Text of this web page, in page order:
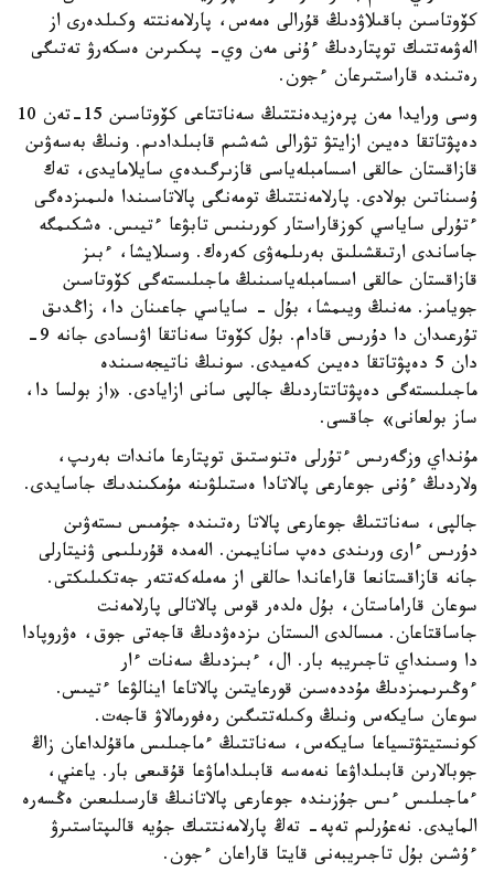
كۆوتاسىن باقىلاۋدىڭ قۇرالى ەمەس، پارلامەنتتە وكىلدەرى از
الەۋمەتتىك توپتاردىڭ ءۇنى مەن وي- پىكىرىن ەسكەرۋ تەتىگى
رەتىندە قاراستىرعان ءجون.
وسى ورايدا مەن پرەزيدەنتتىڭ سەناتتاعى كۆوتاسىن 15-تەن 10
دەپۋتاتقا دەيىن ازايتۋ تۋرالى شەشىم قابىلدادىم. ونىڭ بەسەۋىن
قازاقستان حالقى اسسامبلەياسى قازىرگىدەي سايلامايدى، تەك
ۇسىناتىن بولادى. پارلامەنتتىڭ تومەنگى پالاتاسىندا ەلىمىزدەگى
ءتۇرلى ساياسي كوزقاراستار كورىنىس تابۋعا ءتيىس. ەشكىمگە
جاساندى ارتىقشىلىق بەرىلمەۋى كەرەك. وسىلايشا، ءبىز
قازاقستان حالقى اسسامبلەياسىنىڭ ماجىلىستەگى كۆوتاسىن
جويامىز. مەنىڭ ويىمشا، بۇل - ساياسي جاعىنان دا، زاڭدىق
تۇرعىدان دا دۇرىس قادام. بۇل كۆوتا سەناتقا اۋىسادى جانە 9-
دان 5 دەپۋتاتقا دەيىن كەميدى. سونىڭ ناتيجەسىندە
ماجىلىستەگى دەپۋتاتتاردىڭ جالپى سانى ازايادى. «از بولسا دا،
ساز بولعانى» جاقسى.
مۇنداي وزگەرىس ءتۇرلى ەتنوستىق توپتارعا ماندات بەرىپ،
ولاردىڭ ءۇنى جوعارعى پالاتادا ەستىلۋىنە مۇمكىندىك جاسايدى.
جالپى، سەناتتىڭ جوعارعى پالاتا رەتىندە جۇمىس ىستەۋىن
دۇرىس ءارى ورىندى دەپ سانايمىن. الەمدە قۇرىلىمى ۋنيتارلى
جانە قازاقستانعا قاراعاندا حالقى از مەملەكەتتەر جەتكىلىكتى.
سوعان قاراماستان، بۇل ەلدەر قوس پالاتالى پارلامەنت
جاساقتاعان. مىسالدى الىستان ىزدەۋدىڭ قاجەتى جوق، ەۋروپادا
دا وسىنداي تاجىريبە بار. ال، ءبىزدىڭ سەنات ءار
ءوڭىرىمىزدىڭ مۇددەسىن قورعايتىن پالاتاعا اينالۋعا ءتيىس.
سوعان سايكەس ونىڭ وكىلەتتىگىن رەفورمالاۋ قاجەت.
كونستيتۋتسياعا سايكەس، سەناتتىڭ ءماجىلىس ماقۇلداعان زاڭ
جوبالارىن قابىلداۋعا نەمەسە قابىلداماۋعا قۇقىعى بار. ياعني،
ءماجىلىس ءىس جۇزىندە جوعارعى پالاتانىڭ قارسىلىعىن ەڭسەرە
المايدى. نەعۇرلىم تەپە- تەڭ پارلامەنتتىك جۇيە قالىپتاستىرۋ
ءۇشىن بۇل تاجىريبەنى قايتا قاراعان ءجون.